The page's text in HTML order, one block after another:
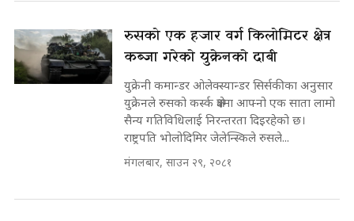
रुसको एक हजार वर्ग किलोमिटर क्षेत्र
कब्जा गरेकाे युक्रेनकाे दाबी
युक्रेनी कमान्डर ओलेक्स्यान्डर सिर्सकीका अनुसार
युक्रेनले रुसको कर्स्क क्षेत्रमा आफ्नो एक साता लामो
सैन्य गतिविधिलाई निरन्तरता दिइरहेको छ।
राष्ट्रपति भोलोदिमिर जेलेन्स्किले रुसले...
मंगलबार, साउन २९, २०८१